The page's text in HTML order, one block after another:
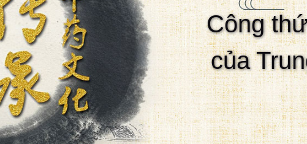
Giảm táo bón
Bổ sung giảm
Bổ sung làm đẹp
Máy tính bảng/Thuốc Viên nang gelatin
Công
của